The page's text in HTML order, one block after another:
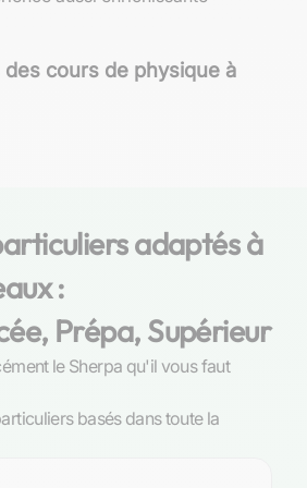
cours de physique à
par une riche histoire
tournée vers
des sciences physiques
La
scientifique, ouvre
variées et d’horizons
Les élèves
dès le collège à cette
qui exige précision et
adaptés à
:
Prépa, Supérieur
le Sherpa qu'il vous faut
basés dans toute la